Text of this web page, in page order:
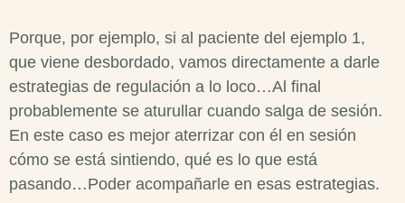
Porque, por ejemplo, si al paciente del ejemplo 1,
que viene desbordado, vamos directamente a darle
estrategias de regulación a lo loco…Al final
probablemente se aturullar cuando salga de sesión.
En este caso es mejor aterrizar con él en sesión
cómo se está sintiendo, qué es lo que está
pasando…Poder acompañarle en esas estrategias.